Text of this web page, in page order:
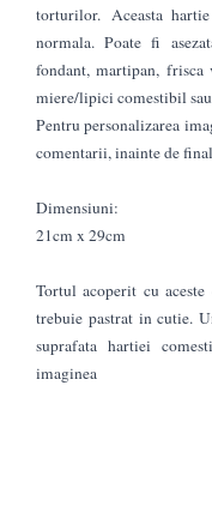
torturilor. Aceasta
normala. Poate fi
fondant, martipan, frisca
miere/lipici comestibil
Pentru personalizarea
comentarii, inainte de
Dimensiuni:
21cm x 29cm
Tortul acoperit cu
trebuie pastrat in cutie.
suprafata hartiei
imaginea